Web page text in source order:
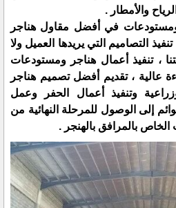
والأمطار .
ومستودعات في أفضل مقاول هناجر
التصاميم التي يريدها العميل ولا
، تنفيذ أعمال هناجر ومستودعات
عالية ، تقديم أفضل تصميم هناجر
وتنفيذ أعمال الحفر وعمل
إلى الوصول للمرحلة النهائية من
الخاص بالمرافق بالهنجر .